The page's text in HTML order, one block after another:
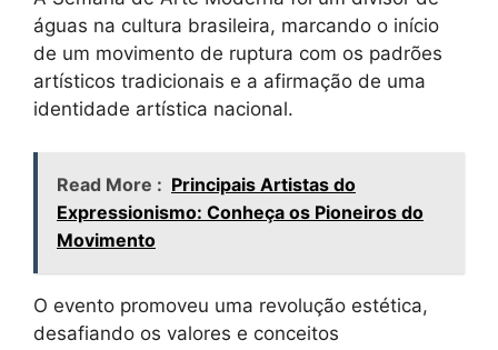
águas na cultura brasileira, marcando o início
de um movimento de ruptura com os padrões
artísticos tradicionais e a afirmação de uma
identidade artística nacional.
Read More : Principais Artistas do
Expressionismo: Conheça os Pioneiros do
Movimento
O evento promoveu uma revolução estética,
desafiando os valores e conceitos